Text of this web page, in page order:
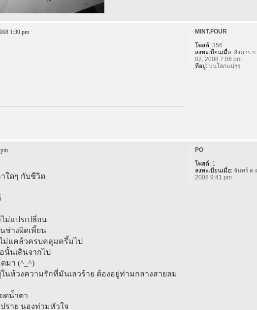
1:30 pm
MINT.FOUR
โพสต์:356
ลงทะเบียนเมื่อ:อังคาร ก
02, 2008 7:06 pm
ที่อยู่:บนโลกแน่ๆๆ
ใดๆ กับชีวิต
ม่แปรเปลี่ยน
ช่างผิดเพี้ยน
ม่แคล้วครบคลุมครึ้มไป
นั้นเดินจากไป
มา (^_^)
นห้วงความรักที่มันเลวร้าย ต้องอยู่ท่ามกลางสายลม
ดน้ำตา
ราย นองท่วมหัวใจ
PO
โพสต์:1
ลงทะเบียนเมื่อ:จันทร์ ต.
2008 9:41 pm